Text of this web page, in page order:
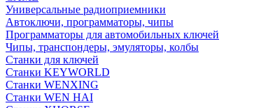
Универсальные радиоприемники
Автоключи, программаторы, чипы
Программаторы для автомобильных ключей
Чипы, транспондеры, эмуляторы, колбы
Станки для ключей
Станки KEYWORLD
Станки WENXING
Станки WEN HAI